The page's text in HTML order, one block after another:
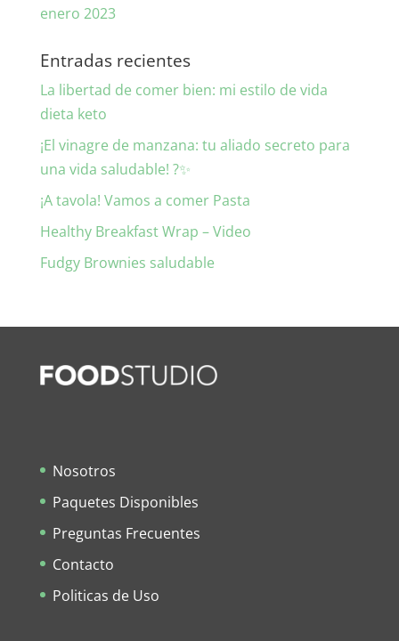
enero 2023
Entradas recientes
La libertad de comer bien: mi estilo de vida
dieta keto
¡El vinagre de manzana: tu aliado secreto para
una vida saludable! ?✨
¡A tavola! Vamos a comer Pasta
Healthy Breakfast Wrap – Video
Fudgy Brownies saludable
Nosotros
Paquetes Disponibles
Preguntas Frecuentes
Contacto
Politicas de Uso